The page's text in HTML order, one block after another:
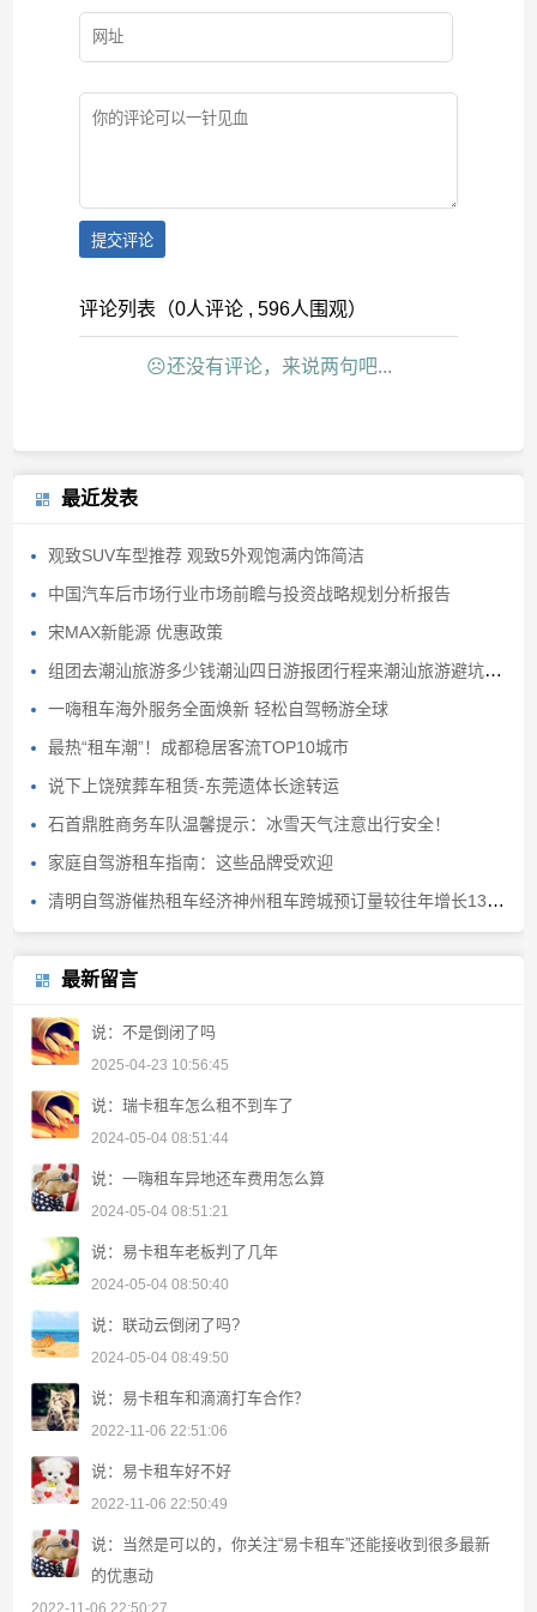
提交评论
评论列表（0人评论 , 596人围观）
☹还没有评论，来说两句吧...
最近发表
观致SUV车型推荐 观致5外观饱满内饰简洁
中国汽车后市场行业市场前瞻与投资战略规划分析报告
宋MAX新能源 优惠政策
组团去潮汕旅游多少钱潮汕四日游报团行程来潮汕旅游避坑避雷
一嗨租车海外服务全面焕新 轻松自驾畅游全球
最热“租车潮”！成都稳居客流TOP10城市
说下上饶殡葬车租赁-东莞遗体长途转运
石首鼎胜商务车队温馨提示：冰雪天气注意出行安全！
家庭自驾游租车指南：这些品牌受欢迎
清明自驾游催热租车经济神州租车跨城预订量较往年增长130%
最新留言
说：不是倒闭了吗
2025-04-23 10:56:45
说：瑞卡租车怎么租不到车了
2024-05-04 08:51:44
说：一嗨租车异地还车费用怎么算
2024-05-04 08:51:21
说：易卡租车老板判了几年
2024-05-04 08:50:40
说：联动云倒闭了吗?
2024-05-04 08:49:50
说：易卡租车和滴滴打车合作？
2022-11-06 22:51:06
说：易卡租车好不好
2022-11-06 22:50:49
说：当然是可以的，你关注“易卡租车”还能接收到很多最新
的优惠动
2022-11-06 22:50:27